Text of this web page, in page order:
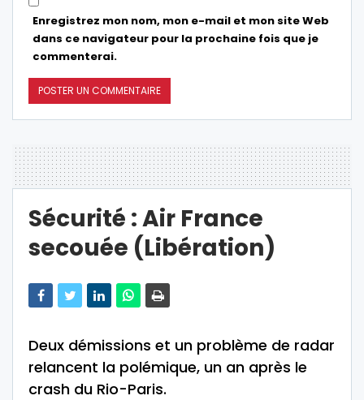
Enregistrez mon nom, mon e-mail et mon site Web
dans ce navigateur pour la prochaine fois que je
commenterai.
Sécurité : Air France
secouée (Libération)
Deux démissions et un problème de radar
relancent la polémique, un an après le
crash du Rio-Paris.